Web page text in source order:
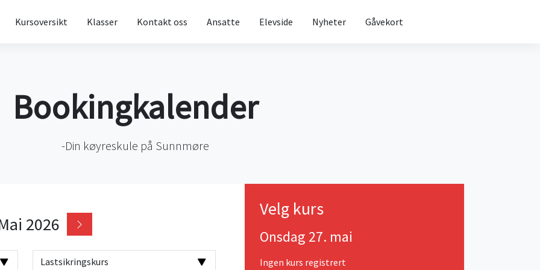
Kursoversikt Klasser Kontakt oss Ansatte Elevside Nyheter Gåvekort
Bookingkalender
-Din køyreskule på Sunnmøre
2026
Velg kurs
Onsdag 27. mai
Ingen kurs registrert